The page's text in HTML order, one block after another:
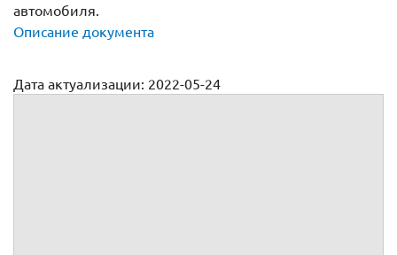
автомобиля.
Описание документа
Дата актуализации: 2022-05-24